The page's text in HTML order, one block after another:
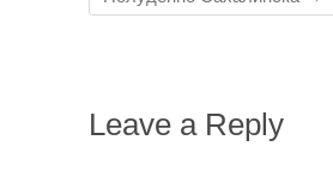
Leave a Reply